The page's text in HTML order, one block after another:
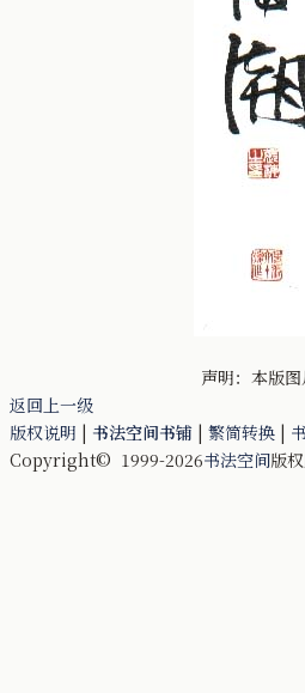
声明：本版
返回上一级
版权说明 | 书法空间书铺 | 繁简转换 |
Copyright© 1999-2026书法空间版